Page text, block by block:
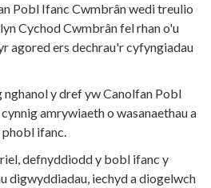
Pobl Ifanc Cwmbrân wedi treulio
Cychod Cwmbrân fel rhan o'u
agored ers dechrau'r cyfyngiadau
y dref yw Canolfan Pobl
amrywiaeth o wasanaethau a
ifanc.
defnyddiodd y bobl ifanc y
digwyddiadau, iechyd a diogelwch